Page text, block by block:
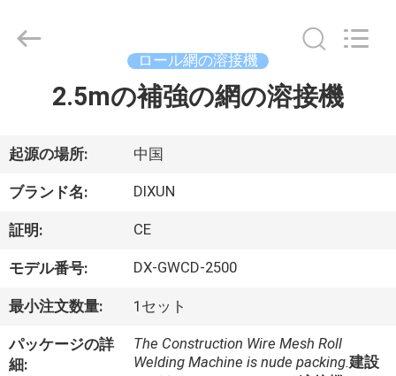
製
品
ョ
ー
Anping
Dixun
ロール網の溶接機
2.5mの補強の網の溶接機
起源の場所: 中国
ブランド名: DIXUN
証明: CE
モデル番号: DX-GWCD-2500
最小注文数量: 1セット
パッケージの詳
細:
The Construction Wire Mesh Roll
Welding Machine is nude packing.建設